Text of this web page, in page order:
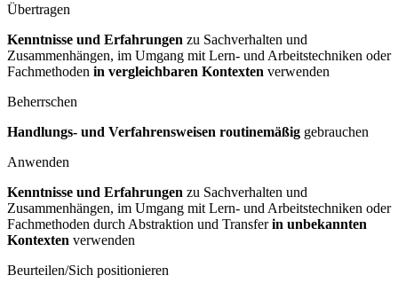
Übertragen
Kenntnisse und Erfahrungen zu Sachverhalten und
Zusammenhängen, im Umgang mit Lern- und Arbeitstechniken oder
Fachmethoden in vergleichbaren Kontexten verwenden
Beherrschen
Handlungs- und Verfahrensweisen routinemäßig gebrauchen
Anwenden
Kenntnisse und Erfahrungen zu Sachverhalten und
Zusammenhängen, im Umgang mit Lern- und Arbeitstechniken oder
Fachmethoden durch Abstraktion und Transferin unbekannten
Kontexten verwenden
Beurteilen/Sich positionieren